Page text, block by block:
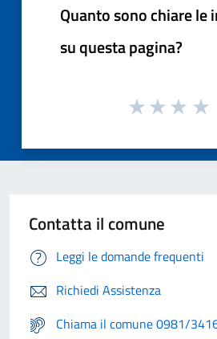
Quanto sono chiare le
su questa pagina?
Contatta il comune
Leggi le domande frequenti
Richiedi Assistenza
Chiama il comune 0981/